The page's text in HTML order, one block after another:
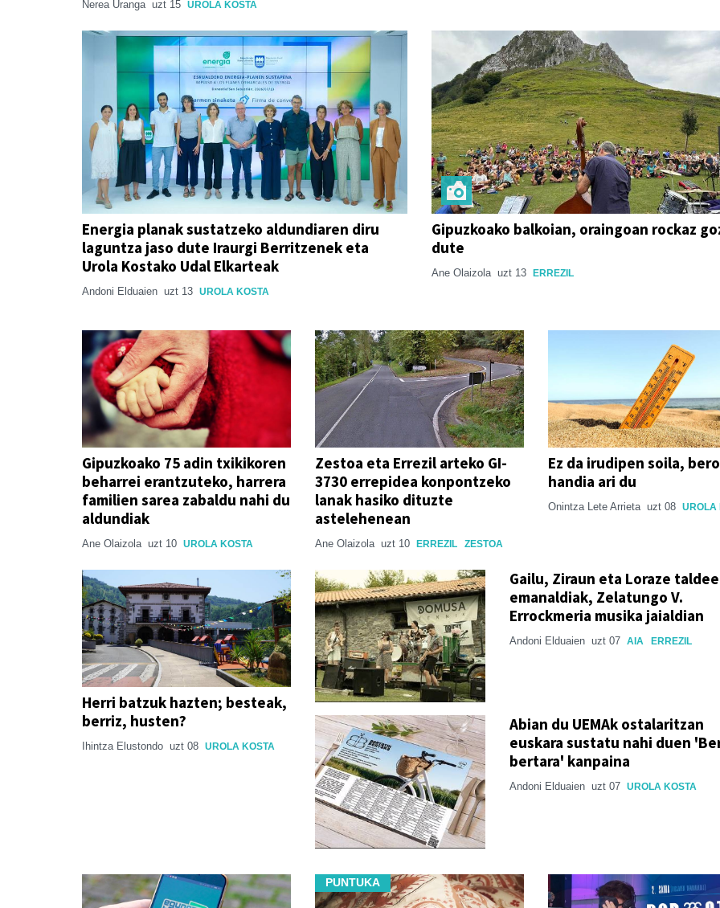
Nerea Uranga uzt 15 UROLA KOSTA
Energia planak sustatzeko aldundiaren diru
laguntza jaso dute Iraurgi Berritzenek eta
Urola Kostako Udal Elkarteak
Andoni Elduaien uzt 13 UROLA KOSTA
Gipuzkoako balkoian, oraingoan rockaz
dute
Ane Olaizola uzt 13 ERREZIL
Gipuzkoako 75 adin txikikoren
beharrei erantzuteko, harrera
familien sarea zabaldu nahi du
aldundiak
Ane Olaizola uzt 10 UROLA KOSTA
Zestoa eta Errezil arteko GI-
3730 errepidea konpontzeko
lanak hasiko dituzte
astelehenean
Ane Olaizola uzt 10 ERREZIL ZESTOA
Ez da irudipen soila, bero
handia ari du
Onintza Lete Arrieta uzt 08 UROLA
Herri batzuk hazten; besteak,
berriz, husten?
Ihintza Elustondo uzt 08 UROLA KOSTA
Gailu, Ziraun eta Loraze
emanaldiak, Zelatungo V.
Errockmeria musika jaialdian
Andoni Elduaien uzt 07 AIA ERREZIL
Abian du UEMAk ostalaritzan
euskara sustatu nahi duen
bertara' kanpaina
Andoni Elduaien uzt 07 UROLA KOSTA
PUNTUKA